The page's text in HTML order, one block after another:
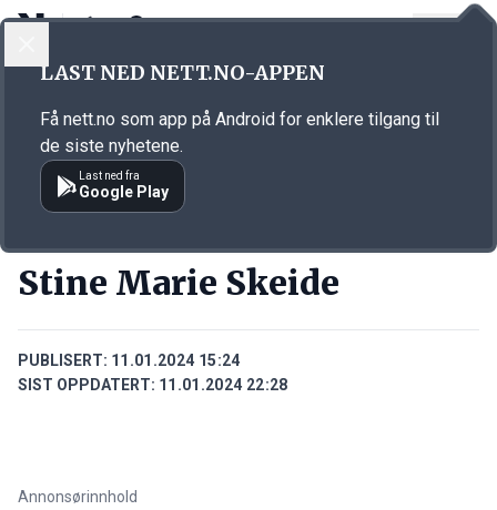
Annonsørinnhold
Stine Marie Skeide
PUBLISERT: 11.01.2024 15:24
SIST OPPDATERT: 11.01.2024 22:28
Annonsørinnhold
LAST NED NETT.NO-APPEN
Få nett.no som app på Android for enklere tilgang til
de siste nyhetene.
Last ned fra
Google Play